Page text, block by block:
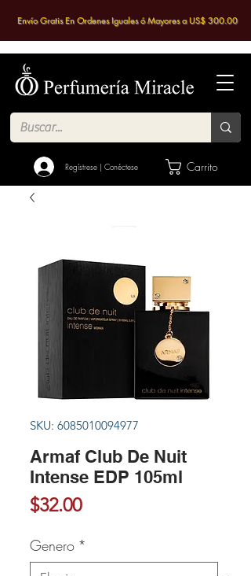
Regístrese | Conéctese Carrito
Envío Gratis En Ordenes Iguales ó Mayores a US$ 300.00
SKU: 6085010094977
Armaf Club De Nuit
Intense EDP 105ml
$32.00Precio
Genero *